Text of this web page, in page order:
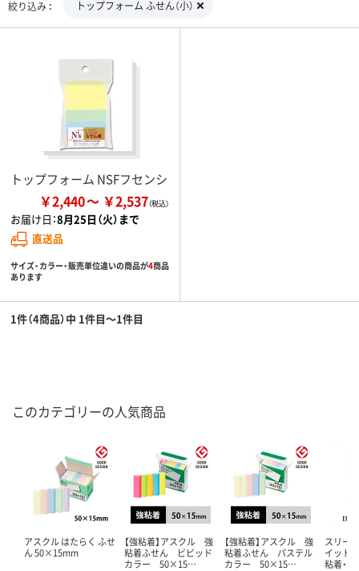
絞り込み トップフォーム ふせん（小）
トップフォーム NSFフセンシ
￥2,440 ￥2,537
お届け日：8月25日（火）まで
直送品
サイズ・カラー・販売単位違いの商品が4商品
あります
1件（4商品）中 1件目～1件目
このカテゴリーの人気商品
アスクル はたらく ふせ
ん 50×15mm
【強粘着】アスクル 強
粘着ふせん ビビッド
カラー 50×15…
【強粘着】アスクル 強
粘着ふせん パステル
カラー 50×15…
スリー
イット
粘着・